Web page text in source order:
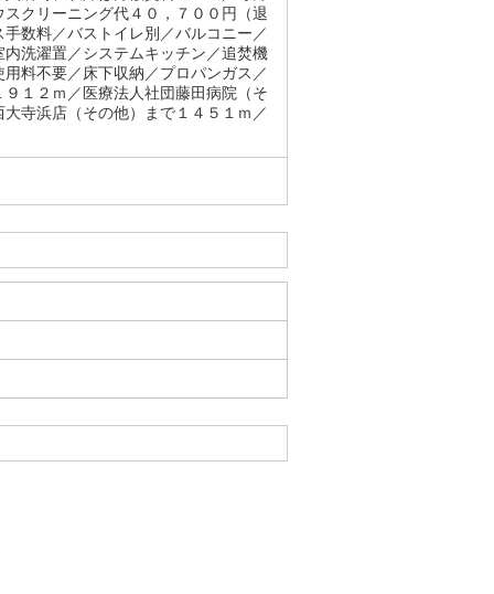
クリーニング代４０，７００円（退
数料／バストイレ別／バルコニー／
洗濯置／システムキッチン／追焚機
料不要／床下収納／プロパンガス／
１２ｍ／医療法人社団藤田病院（そ
寺浜店（その他）まで１４５１ｍ／